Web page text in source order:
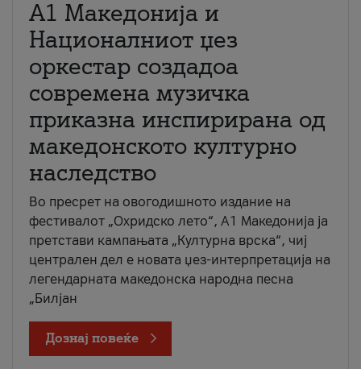
А1 Македонија и
Националниот џез
оркестар создадоа
современа музичка
приказна инспирирана од
македонското културно
наследство
Во пресрет на овогодишното издание на
фестивалот „Охридско лето“, А1 Македонија ја
претстави кампањата „Културна врска“, чиј
централен дел е новата џез-интерпретација на
легендарната македонска народна песна
„Билјан
Дознај повеќе